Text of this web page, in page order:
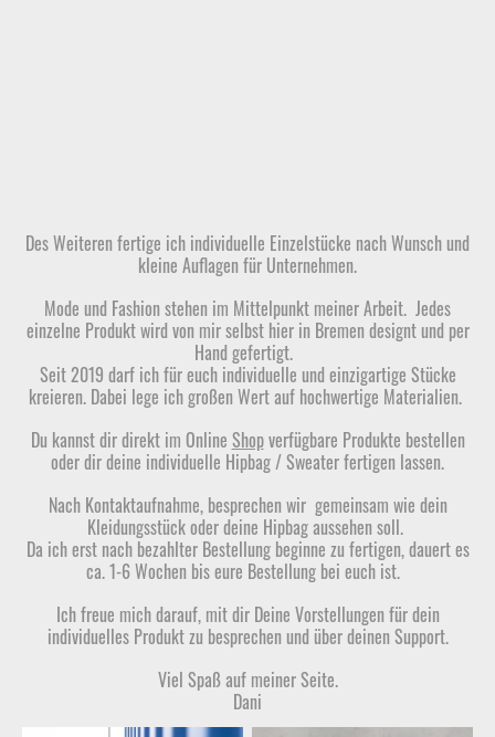
Des Weiteren fertige ich individuelle Einzelstücke nach Wunsch und
kleine Auflagen für Unternehmen.
Mode und Fashion stehen im Mittelpunkt meiner Arbeit. Jedes
einzelne Produkt wird von mir selbst hier in Bremen designt und per
Hand gefertigt.
Seit 2019 darf ich für euch individuelle und einzigartige Stücke
kreieren. Dabei lege ich großen Wert auf hochwertige Materialien.
Du kannst dir direkt im Online Shopverfügbare Produkte bestellen
oder dir deine individuelle Hipbag / Sweater fertigen lassen.
Nach Kontaktaufnahme, besprechen wir gemeinsam wie dein
Kleidungsstück oder deine Hipbag aussehen soll.
Da ich erst nach bezahlter Bestellung beginne zu fertigen, dauert es
ca. 1-6 Wochen bis eure Bestellung bei euch ist.
Ich freue mich darauf, mit dir Deine Vorstellungen für dein
individuelles Produkt zu besprechen und über deinen Support.
Viel Spaß auf meiner Seite.
Dani